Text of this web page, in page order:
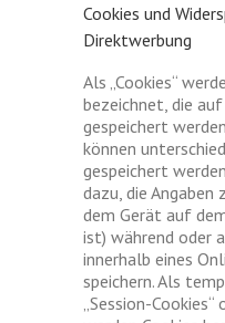
Cookies und
Direktwerbung
Als „Cookies“
bezeichnet, die
gespeichert
können
gespeichert
dazu, die Angaben
dem Gerät auf
ist) während oder
innerhalb eines
speichern. Als
„Session-